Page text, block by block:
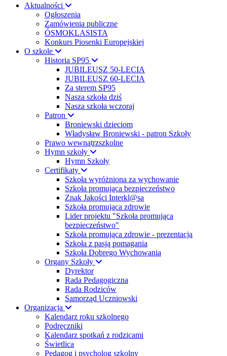
Aktualności
Ogłoszenia
Zamówienia publiczne
ÓSMOKLASISTA
Konkurs Piosenki Europejskiej
O szkole
Historia SP95
JUBILEUSZ 50-LECIA
JUBILEUSZ 60-LECIA
Za sterem SP95
Nasza szkoła dziś
Nasza szkoła wczoraj
Patron
Broniewski dzieciom
Władysław Broniewski - patron Szkoły
Prawo wewnątrzszkolne
Hymn szkoły
Hymn Szkoły
Certifikaty
Szkoła wyróżniona za wychowanie
Szkoła promująca bezpieczeństwo
Znak Jakości Interkl@sa
Szkoła promująca zdrowie
Lider projektu "Szkoła promująca
bezpieczeństwo"
Szkoła promująca zdrowie - prezentacja
Szkoła z pasją pomagania
Szkoła Dobrego Wychowania
Organy Szkoły
Dyrektor
Rada Pedagogiczna
Rada Rodziców
Samorząd Uczniowski
Organizacja
Kalendarz roku szkolnego
Podręczniki
Kalendarz spotkań z rodzicami
Świetlica
Pedagog i psycholog szkolny